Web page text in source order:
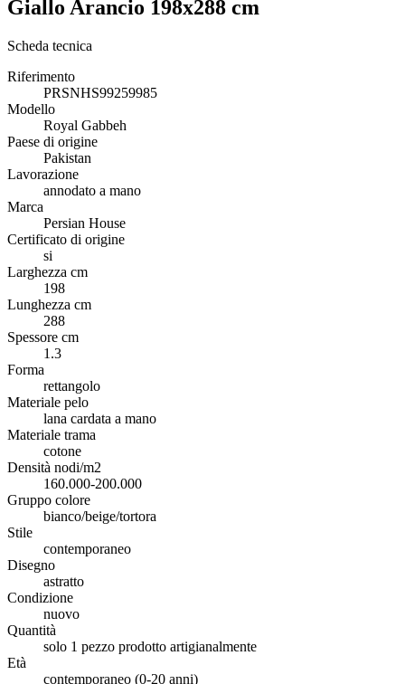
Giallo Arancio 198x288 cm
Scheda tecnica
Riferimento
PRSNHS99259985
Modello
Royal Gabbeh
Paese di origine
Pakistan
Lavorazione
annodato a mano
Marca
Persian House
Certificato di origine
si
Larghezza cm
198
Lunghezza cm
288
Spessore cm
1.3
Forma
rettangolo
Materiale pelo
lana cardata a mano
Materiale trama
cotone
Densità nodi/m2
160.000-200.000
Gruppo colore
bianco/beige/tortora
Stile
contemporaneo
Disegno
astratto
Condizione
nuovo
Quantità
solo 1 pezzo prodotto artigianalmente
Età
contemporaneo (0-20 anni)